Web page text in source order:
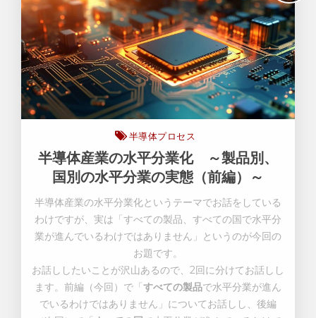
半導体プロセス
半導体産業の水平分業化 ～製品別、
国別の水平分業の実態（前編）～
半導体産業の水平分業化というテーマでお話をしている
わけですが、実は「すべての製品、すべての国で水平分
業が進んでいるわけではありません」というのが今回の
お題です。
お話ししたいことが沢山あるので、 2回に分けてお話しし
ます。前編（今回）で「すべての製品で水平分業が進ん
でいるわけではありません」についてお話しし、後編